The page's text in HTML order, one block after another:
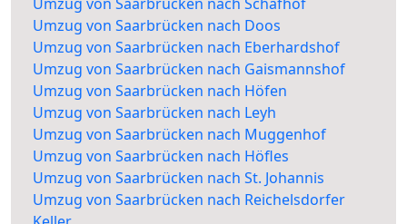
Umzug von Saarbrücken nach Doos
Umzug von Saarbrücken nach Eberhardshof
Umzug von Saarbrücken nach Gaismannshof
Umzug von Saarbrücken nach Höfen
Umzug von Saarbrücken nach Leyh
Umzug von Saarbrücken nach Muggenhof
Umzug von Saarbrücken nach Höfles
Umzug von Saarbrücken nach St. Johannis
Umzug von Saarbrücken nach Reichelsdorfer